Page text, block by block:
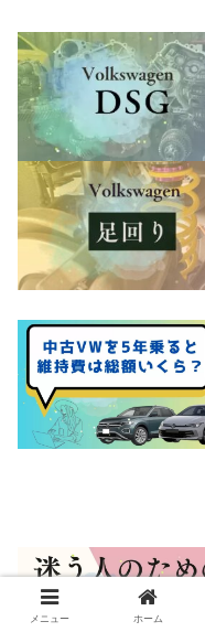
メニュー ホーム